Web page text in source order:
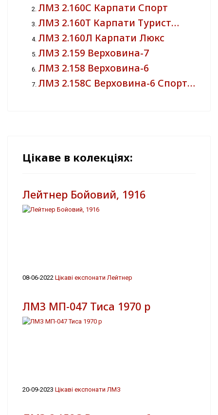
ЛМЗ 2.160С Карпати Спорт
ЛМЗ 2.160Т Карпати Турист…
ЛМЗ 2.160Л Карпати Люкс
ЛМЗ 2.159 Верховина-7
ЛМЗ 2.158 Верховина-6
ЛМЗ 2.158С Верховина-6 Спорт…
Цікаве в колекціях:
Лейтнер Бойовий, 1916
08-06-2022 Цікаві експонати Лейтнер
ЛМЗ МП-047 Тиса 1970 р
20-09-2023 Цікаві експонати ЛМЗ